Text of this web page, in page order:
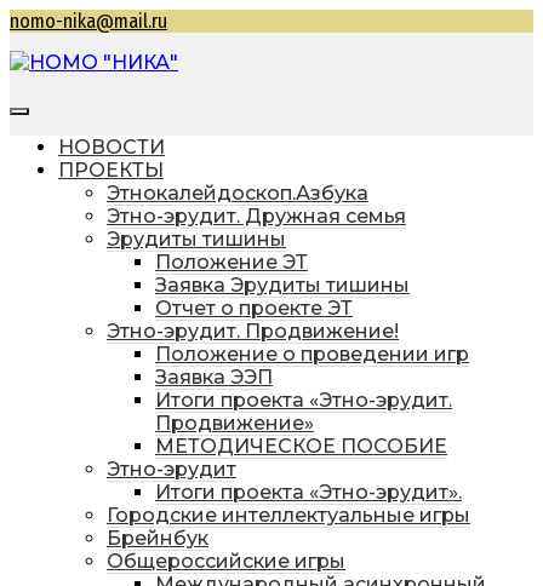
Перейти
содержимому
nomo-nika@mail.ru
НОМО "НИКА"
организация "Находкинская интеллектуальная
командная ассоциация"
НОВОСТИ
ПРОЕКТЫ
Этнокалейдоскоп.Азбука
Этно-эрудит. Дружная семья
Эрудиты тишины
Положение ЭТ
Заявка Эрудиты тишины
Отчет о проекте ЭТ
Этно-эрудит. Продвижение!
Положение о проведении игр
Заявка ЭЭП
Итоги проекта «Этно-эрудит.
Продвижение»
МЕТОДИЧЕСКОЕ ПОСОБИЕ
Этно-эрудит
Итоги проекта «Этно-эрудит».
Городские интеллектуальные игры
Брейнбук
Общероссийские игры